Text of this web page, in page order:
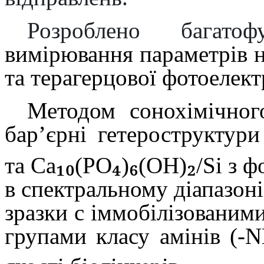
Розроблено
вимірювання параметрів
та терагерцової
Методом
бар’єрні
та Ca₁₀(PO₄)₆(OH)₂/Si з
в спектральному
зразки с
групами класу амінів (-